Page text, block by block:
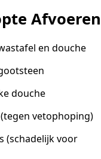
Afvoeren
en douche
douche
vetophoping)
(schadelijk voor